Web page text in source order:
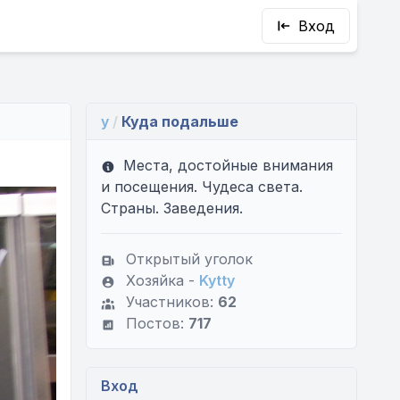
Вход
y / Куда подальше
Места, достойные внимания
и посещения. Чудеса света.
Страны. Заведения.
Открытый уголок
Хозяйка - Kytty
Участников: 62
Постов: 717
Вход